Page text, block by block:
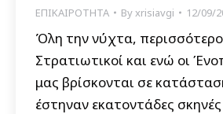
ΕΠΙΚΑΙΡΟΤΗΤΑ Byxrisiavgi 12/09/
Όλη την νύχτα,
Στρατιωτικοί και ενώ οι
μας βρίσκονται σε
έστηναν εκατοντάδες